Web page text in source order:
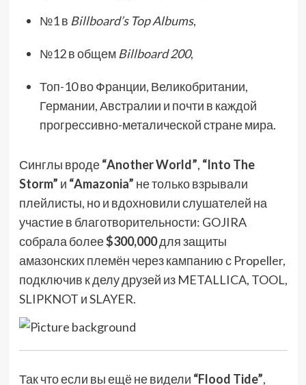
№1 в Billboard’s Top Albums,
№12 в общемBillboard 200,
Топ-10 во Франции, Великобритании,
Германии, Австралии и почти в каждой
прогрессивно-металической стране мира.
Синглы вроде“Another World”, “Into The
Storm” и “Amazonia” не только взрывали
плейлисты, но и вдохновили слушателей на
участие в благотворительности: GOJIRA
собрала более$300,000для защиты
амазонских племён через кампанию с Propeller,
подключив к делу друзей из METALLICA, TOOL,
SLIPKNOT и SLAYER.
Так что если вы ещё не видели “Flood Tide”,